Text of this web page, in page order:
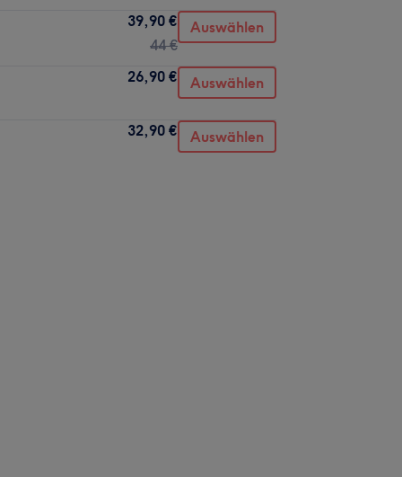
39,90 €
44 €
Auswählen
26,90 € Auswählen
32,90 € Auswählen